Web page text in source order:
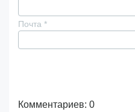
Почта *
Комментариев: 0